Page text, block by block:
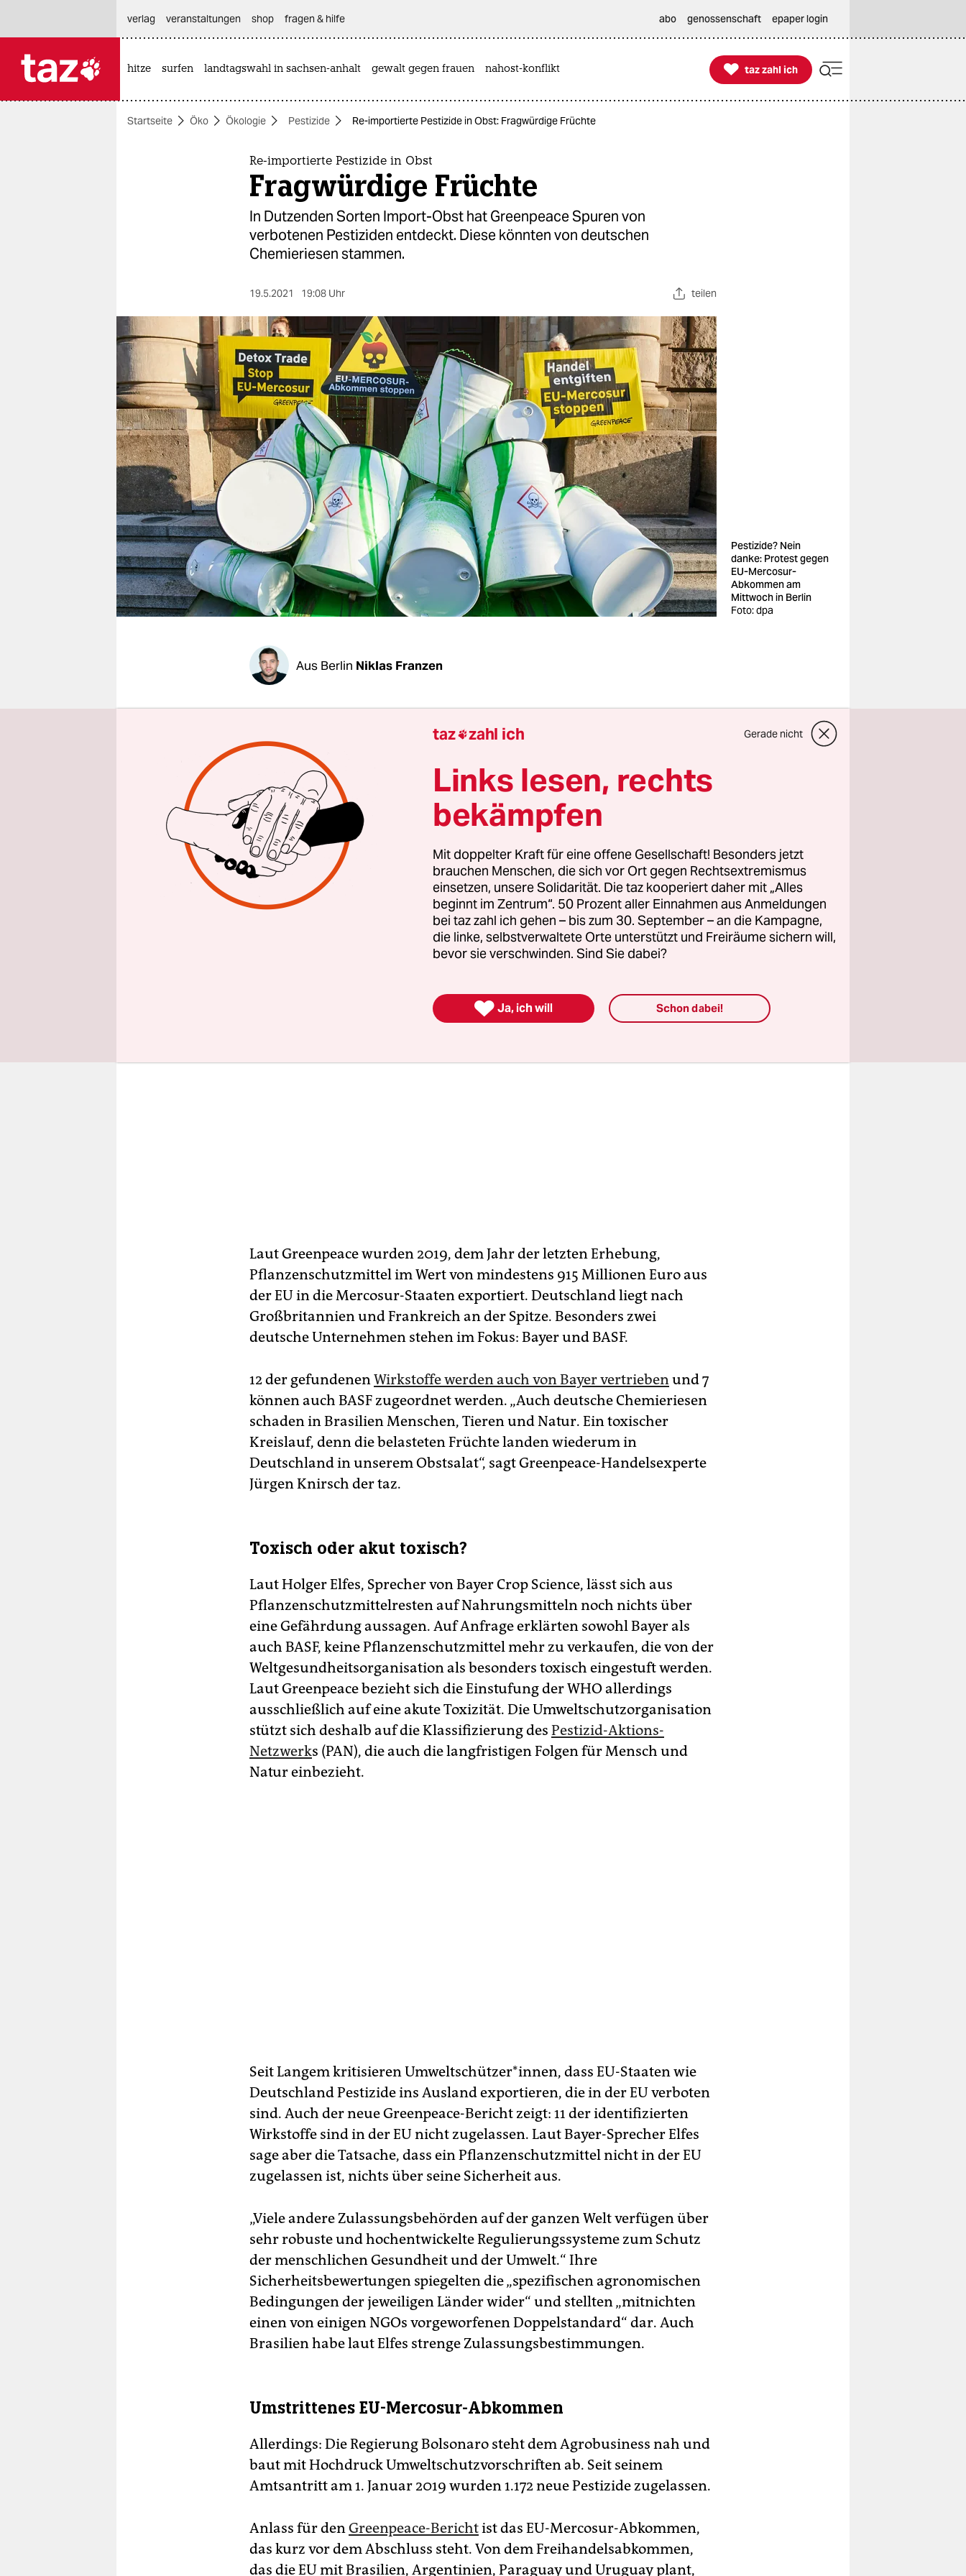
themen
berlin
nord
wahrheit
verlag
verlag
veranstaltungen
shop
fragen & hilfe
unterstützen
abo
genossenschaft
verlag
veranstaltungen shop fragen & hilfe abo genossenschaft epaper login
hitze surfen landtagswahl in sachsen-anhalt gewalt gegen frauen nahost-konflikt 
taz zahl ich
taz zahl ich
Startseite Öko Ökologie Pestizide Re-importierte Pestizide in Obst: Fragwürdige Früchte
Re-importierte Pestizide in Obst
Fragwürdige Früchte
In Dutzenden Sorten Import-Obst hat Greenpeace Spuren von
verbotenen Pestiziden entdeckt. Diese könnten von deutschen
Chemieriesen stammen.
19.5.2021 19:08 Uhr teilen
Pestizide? Nein
danke: Protest gegen
EU-Mercosur-
Abkommen am
Mittwoch in Berlin
Foto: dpa
Aus Berlin Niklas Franzen
Mangos, Papayas, Limetten: Exotische Früchte aus Brasilien zählen
heute zum festen Sortiment in fast jedem deutschen Supermarkt. Die
Umweltschutzorganisation Greenpeace hat nun importierte Früchte
auf Pestizidrückstände getestet und einen Bericht veröffentlicht. Das
Ergebnis: In 59 Früchten konnten Rückstände nachgewiesen werden.
35 verschiedene Wirkstoffe wurden ermittelt, viele gehören laut
Greenpeace indie Kategorie der hochgefährlichen Pestizide.
Getestet wurden Mangos, Papayas, Melonen, Feigen und Limetten. Mit­
ar­bei­te­r*in­nen von Greenpeace nahmen im April und Mai bundesweit
Stichproben, die Untersuchung führten zwei unabhängige Labore im
Auftrag der Umweltschutzorganisation durch.
Laut Greenpeace wurden 2019, dem Jahr der letzten Erhebung,
Pflanzenschutzmittel im Wert von mindestens 915 Millionen Euro aus
der EU in die Mercosur-Staaten exportiert. Deutschland liegt nach
Großbritannien und Frankreich an der Spitze. Besonders zwei
deutsche Unternehmen stehen im Fokus: Bayer und BASF.
12 der gefundenenWirkstoffe werden auch von Bayer vertriebenund 7
können auch BASF zugeordnet werden. „Auch deutsche Chemieriesen
schaden in Brasilien Menschen, Tieren und Natur. Ein toxischer
Kreislauf, denn die belasteten Früchte landen wiederum in
Deutschland in unserem Obstsalat“, sagt Greenpeace-Handelsexperte
Jürgen Knirsch der taz.
Toxisch oder akut toxisch?
Laut Holger Elfes, Sprecher von Bayer Crop Science, lässt sich aus
Pflanzenschutzmittelresten auf Nahrungsmitteln noch nichts über
eine Gefährdung aussagen. Auf Anfrage erklärten sowohl Bayer als
auch BASF, keine Pflanzenschutzmittel mehr zu verkaufen, die von der
Weltgesundheitsorganisation als besonders toxisch eingestuft werden.
Laut Greenpeace bezieht sich die Einstufung der WHO allerdings
ausschließlich auf eine akute Toxizität. Die Umweltschutzorganisation
stützt sich deshalb auf die Klassifizierung des Pestizid-Aktions-
Netzwerks (PAN), die auch die langfristigen Folgen für Mensch und
Natur einbezieht.
Seit Langem kritisieren Umweltschützer*innen, dass EU-Staaten wie
Deutschland Pestizide ins Ausland exportieren, die in der EU verboten
sind. Auch der neue Greenpeace-Bericht zeigt: 11 der identifizierten
Wirkstoffe sind in der EU nicht zugelassen. Laut Bayer-Sprecher Elfes
sage aber die Tatsache, dass ein Pflanzenschutzmittel nicht in der EU
zugelassen ist, nichts über seine Sicherheit aus.
„Viele andere Zulassungsbehörden auf der ganzen Welt verfügen über
sehr robuste und hochentwickelte Regulierungssysteme zum Schutz
der menschlichen Gesundheit und der Umwelt.“ Ihre
Sicherheitsbewertungen spiegelten die „spezifischen agronomischen
Bedingungen der jeweiligen Länder wider“ und stellten „mitnichten
einen von einigen NGOs vorgeworfenen Doppelstandard“ dar. Auch
Brasilien habe laut Elfes strenge Zulassungsbestimmungen.
Umstrittenes EU-Mercosur-Abkommen
Allerdings: Die Regierung Bolsonaro steht dem Agrobusiness nah und
baut mit Hochdruck Umweltschutzvorschriften ab. Seit seinem
Amtsantritt am 1. Januar 2019 wurden 1.172 neue Pestizide zugelassen.
Anlass für denGreenpeace-Berichtist das EU-Mercosur-Abkommen,
das kurz vor dem Abschluss steht. Von dem Freihandelsabkommen,
das die EU mit Brasilien, Argentinien, Paraguay und Uruguay plant,
taz zahl ich Gerade nicht
Links lesen, rechts
bekämpfen
Mit doppelter Kraft für eine offene Gesellschaft! Besonders jetzt
brauchen Menschen, die sich vor Ort gegen Rechtsextremismus
einsetzen, unsere Solidarität. Die taz kooperiert daher mit „Alles
beginnt im Zentrum“. 50 Prozent aller Einnahmen aus Anmeldungen
bei taz zahl ich gehen – bis zum 30. September – an die Kampagne,
die linke, selbstverwaltete Orte unterstützt und Freiräume sichern will,
bevor sie verschwinden. Sind Sie dabei?
 Ja, ich will Schon dabei!